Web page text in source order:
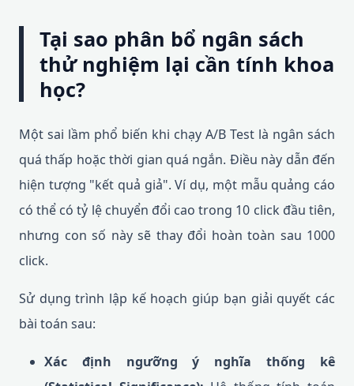
Tại sao phân bổ ngân sách
thử nghiệm lại cần tính khoa
học?
Một sai lầm phổ biến khi chạy A/B Test là ngân sách
quá thấp hoặc thời gian quá ngắn. Điều này dẫn đến
hiện tượng "kết quả giả". Ví dụ, một mẫu quảng cáo
có thể có tỷ lệ chuyển đổi cao trong 10 click đầu tiên,
nhưng con số này sẽ thay đổi hoàn toàn sau 1000
click.
Sử dụng trình lập kế hoạch giúp bạn giải quyết các
bài toán sau:
Xác định ngưỡng ý nghĩa thống kê